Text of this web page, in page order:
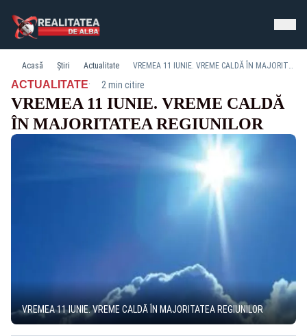
Acasă Știri Actualitate VREMEA 11 IUNIE. VREME CALDĂ ÎN MAJORITATEA REGIUNILOR
ACTUALITATE· 2 min citire
VREMEA 11 IUNIE. VREME CALDĂ
ÎN MAJORITATEA REGIUNILOR
VREMEA 11 IUNIE. VREME CALDĂ ÎN MAJORITATEA REGIUNILOR